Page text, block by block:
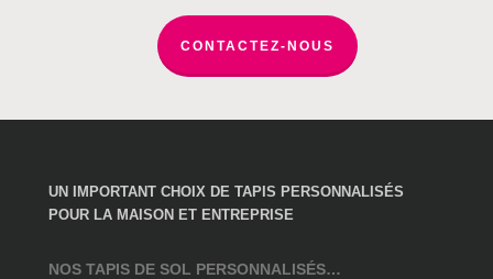
page
du
produit
page
du
produit
CONTACTEZ-NOUS
UN IMPORTANT CHOIX DE TAPIS PERSONNALISÉS
POUR LA MAISON ET ENTREPRISE
NOS TAPIS DE SOL PERSONNALISÉS…